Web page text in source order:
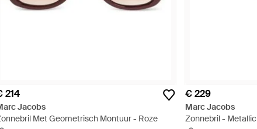
214
Jacobs
Met Geometrisch Montuur - Roze
€ 229
Marc Jacobs
Zonnebril - Metallic